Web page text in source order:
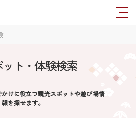
ト・体験検索
けに役立つ観光スポットや遊び場情
報を探せます。